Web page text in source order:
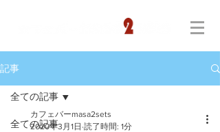
記事
全ての記事
全ての記事
カフェバーmasa2sets
2020年3月1日 読了時間: 1分